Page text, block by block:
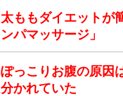
太ももダイエットが
ンパマッサージ」
ぽっこりお腹の原因
分かれていた